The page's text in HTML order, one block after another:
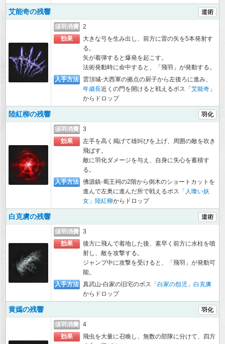
艾能奇の残響 道術
須羽消費 2
効果
大きな弓を生み出し、前方に雷の矢を5本発射す
る。
矢が着弾すると爆発を起こす。
法術発動時に命中すると、「飛羽」が発動する。
入手方法
雲頂城-大西軍の拠点の厨子から左後ろに進み、
年歳長近くの門を開けると戦えるボス「艾能奇 」
からドロップ
陸紅柳の残響 羽化
須羽消費 3
効果
左手を高く掲げて雄叫びを上げ、周囲の敵を吹き
飛ばす。
敵に羽化ダメージを与え、自身に失心を蓄積す
る。
入手方法 佛源鎮-蜀王祠の2階から倒木のショートカットを
進んで左奥に進んだ所で戦えるボス
「人喰い妖
女」陸紅柳からドロップ
白克虜の残響 道術
須羽消費 3
効果
後方に飛んで着地した後、素早く前方に水柱を噴
射し、敵を攻撃する。
ジャンプ中に攻撃を受けると、「飛羽」が発動可
能。
入手方法 真武山-白家の旧宅のボス
「白家の怨児」白克虜
からドロップ
黄嫣の残響 羽化
須羽消費 4
効果
飛虫を大量に召喚し、無数の部隊に分けて、四方